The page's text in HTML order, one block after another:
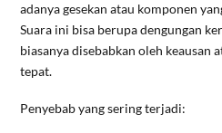
adanya gesekan atau komponen
Suara ini bisa berupa dengungan
biasanya disebabkan oleh keausan
tepat.
Penyebab yang sering terjadi: